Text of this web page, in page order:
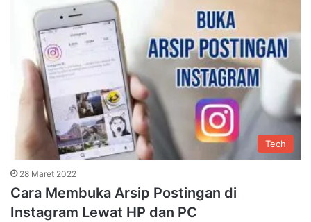
Tech
28 Maret 2022
Cara Membuka Arsip Postingan di
Instagram Lewat HP dan PC